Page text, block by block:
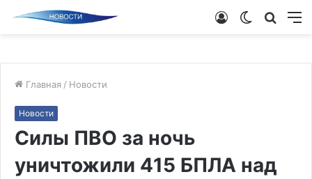
Поиск
Switch
Войти
Главная / Новости
Новости
Силы ПВО за ночь
уничтожили 415 БПЛА над